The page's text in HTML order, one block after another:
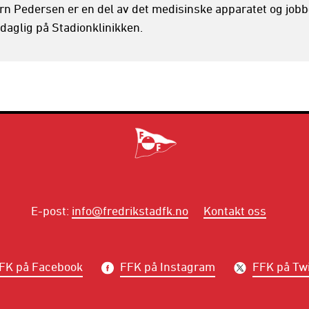
Pedersen er en del av det medisinske apparatet og
på Stadionklinikken.
E-post: info@fredrikstadfk.no Kontakt oss
på Facebook FFK på Instagram FFK på